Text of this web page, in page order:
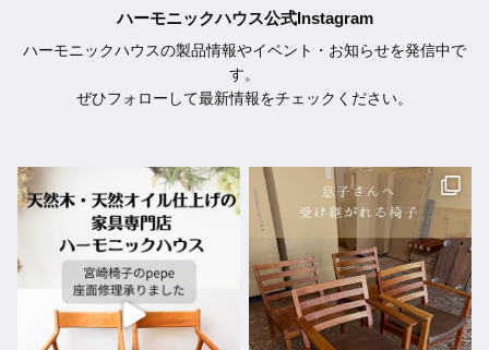
ハーモニックハウス公式Instagram
ハーモニックハウスの製品情報やイベント・お知らせを発信中で
す。
ぜひフォローして最新情報をチェックください。